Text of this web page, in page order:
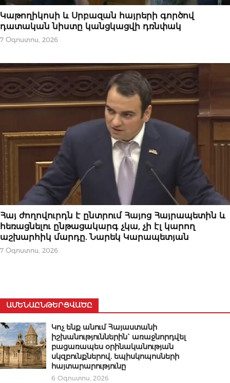
ՆՈՐՈՒԹՅՈՒՆՆԵՐ
Կաթողիկոսի և Սրբազան հայրերի գործով
դատական նիստը կանցկացվի դռնփակ
7 Օգոստոս, 2026
ՆՈՐՈՒԹՅՈՒՆՆԵՐ
Հայ ժողովուրդն է ընտրում Հայոց Հայրապետին և
հեռացնելու ընթացակարգ չկա, չի էլ կարող
աշխարհիկ մարդը. Նարեկ Կարապետյան
7 Օգոստոս, 2026
ԱՄԵՆԱԸՆԹԵՐՑՎԱԾԸ
Կոչ ենք անում Հայաստանի
իշխանություններին` առաջնորդվել
բացառապես օրինականության
սկզբունքներով. եպիսկոպոսների
հայտարարությունը
6 Օգոստոս, 2026